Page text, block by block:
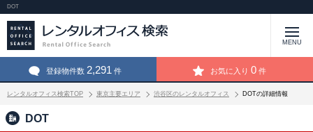
DOT
MENU
登録物件数 2,291 件 お気に入り 0 件
レンタルオフィス検索TOP 東京主要エリア 渋谷区のレンタルオフィス DOTの詳細情報
DOT